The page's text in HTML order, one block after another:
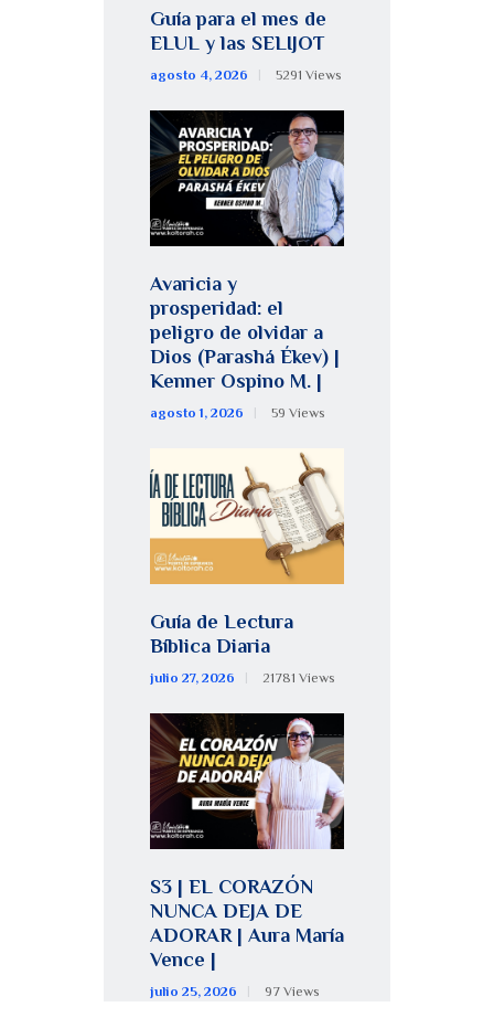
Guía para el mes de
ELUL y las SELIJOT
agosto 4, 2026 5291 Views
Avaricia y
prosperidad: el
peligro de olvidar a
Dios (Parashá Ékev) |
Kenner Ospino M. |
agosto 1, 2026 59 Views
Guía de Lectura
Bíblica Diaria
julio 27, 2026 21781 Views
S3 | EL CORAZÓN
NUNCA DEJA DE
ADORAR | Aura María
Vence |
julio 25, 2026 97 Views